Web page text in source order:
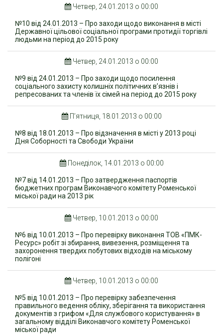
Четвер, 24.01.2013 о 00:00
№10 від 24.01.2013 – Про заходи щодо виконання в місті
Державної цільової соціальної програми протидії торгівлі
людьми на період до 2015 року
Четвер, 24.01.2013 о 00:00
№9 від 24.01.2013 – Про заходи щодо посилення
соціального захисту колишніх політичних в’язнів і
репресованих та членів їх сімей на період до 2015 року
П’ятниця, 18.01.2013 о 00:00
№8 від 18.01.2013 – Про відзначення в місті у 2013 році
Дня Соборності та Свободи України
Понеділок, 14.01.2013 о 00:00
№7 від 14.01.2013 – Про затвердження паспортів
бюджетних програм Виконавчого комітету Роменської
міської ради на 2013 рік
Четвер, 10.01.2013 о 00:00
№6 від 10.01.2013 – Про перевірку виконання ТОВ «ПМК-
Ресурс» робіт зі збирання, вивезення, розміщення та
захоронення твердих побутових відходів на міському
полігоні
Четвер, 10.01.2013 о 00:00
№5 від 10.01.2013 – Про перевірку забезпечення
правильного ведення обліку, зберігання та використання
документів з грифом «Для службового користування» в
загальному відділі Виконавчого комітету Роменської
міської ради